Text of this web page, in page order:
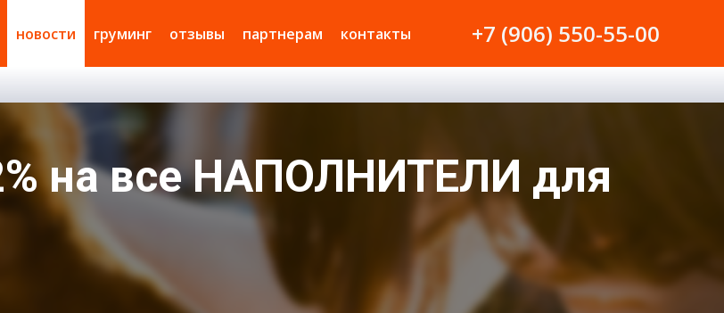
новости груминг отзывы партнерам контакты +7 (906) 550-55-00
на все НАПОЛНИТЕЛИ для